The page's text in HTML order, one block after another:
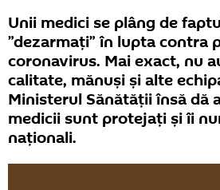
Unii medici se plâng de
”dezarmați” în lupta contra
coronavirus. Mai exact, nu
calitate, mănuși și alte
Ministerul Sănătății însă dă
medicii sunt protejați și îi
naționali.